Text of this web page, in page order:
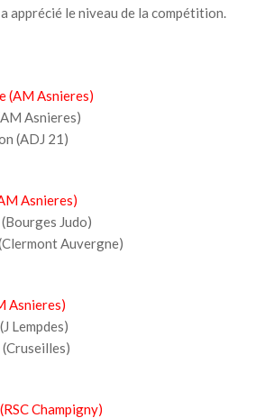
apprécié le niveau de la compétition.
(AM Asnieres)
Asnieres)
(ADJ 21)
Asnieres)
Judo)
Auvergne)
Asnieres)
Lempdes)
Champigny)